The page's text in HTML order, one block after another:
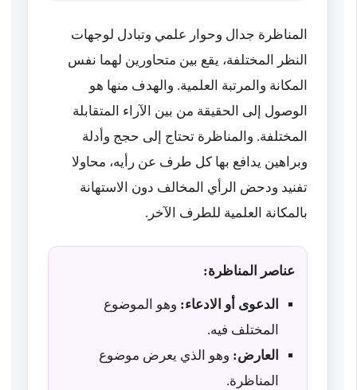
المناظرة جدال وحوار علمي وتبادل لوجهات
النظر المختلفة، يقع بين متحاورين لهما نفس
المكانة والمرتبة العلمية. والهدف منها هو
الوصول إلى الحقيقة من بين الآراء المتقابلة
المختلفة. والمناظرة تحتاج إلى حجج وأدلة
وبراهين يدافع بها كل طرف عن رأيه، محاولا
تفنيد ودحض الرأي المخالف دون الاستهانة
بالمكانة العلمية للطرف الآخر.
عناصر المناظرة:
الدعوى أو الادعاء: وهو الموضوع
المختلف فيه.
العارض: وهو الذي يعرض موضوع
المناظرة.